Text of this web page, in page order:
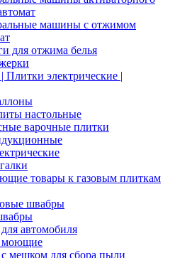
машины с отжимом
для отжима белья
Плитки электрические |
настольные
варочные плитки
товары к газовым плиткам
швабры
автомобиля
моющие
мешком для сбора пыли